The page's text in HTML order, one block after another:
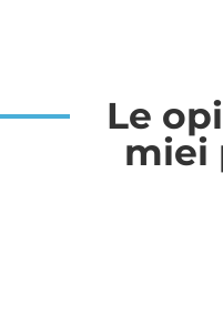
Le
miei